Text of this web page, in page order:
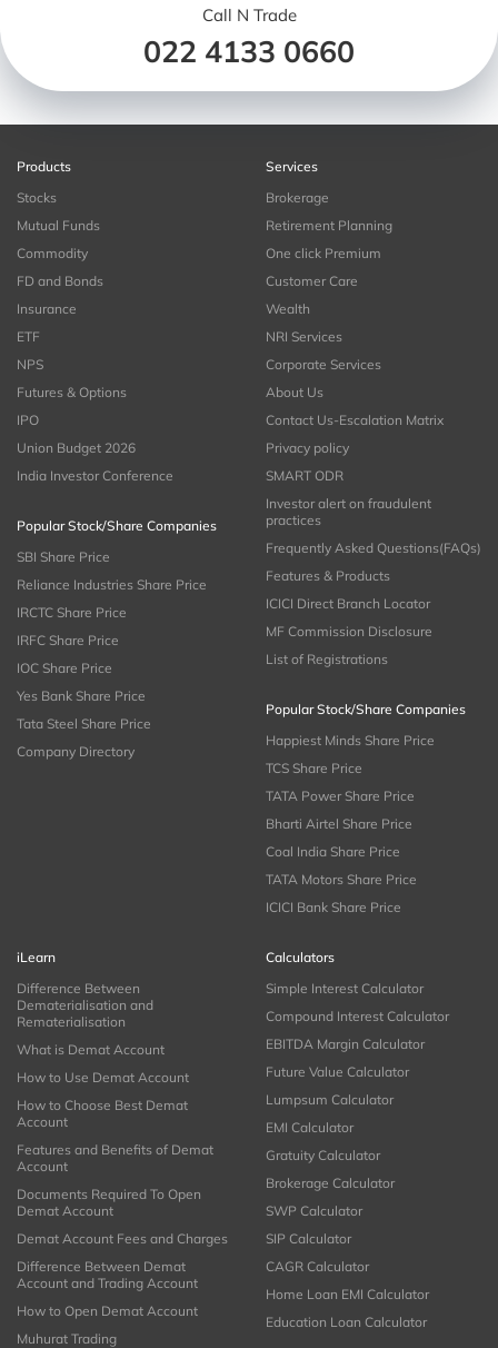
Call N Trade
022 4133 0660
Products
Stocks
Mutual Funds
Commodity
FD and Bonds
Insurance
ETF
NPS
Futures & Options
IPO
Union Budget 2026
India Investor Conference
Popular Stock/Share Companies
SBI Share Price
Reliance Industries Share Price
IRCTC Share Price
IRFC Share Price
IOC Share Price
Yes Bank Share Price
Tata Steel Share Price
Company Directory
Services
Brokerage
Retirement Planning
One click Premium
Customer Care
Wealth
NRI Services
Corporate Services
About Us
Contact Us-Escalation Matrix
Privacy policy
SMART ODR
Investor alert on fraudulent
practices
Frequently Asked Questions(FAQs)
Features & Products
ICICI Direct Branch Locator
MF Commission Disclosure
List of Registrations
Popular Stock/Share Companies
Happiest Minds Share Price
TCS Share Price
TATA Power Share Price
Bharti Airtel Share Price
Coal India Share Price
TATA Motors Share Price
ICICI Bank Share Price
iLearn
Difference Between
Dematerialisation and
Rematerialisation
What is Demat Account
How to Use Demat Account
How to Choose Best Demat
Account
Features and Benefits of Demat
Account
Documents Required To Open
Demat Account
Demat Account Fees and Charges
Difference Between Demat
Account and Trading Account
How to Open Demat Account
Muhurat Trading
Calculators
Simple Interest Calculator
Compound Interest Calculator
EBITDA Margin Calculator
Future Value Calculator
Lumpsum Calculator
EMI Calculator
Gratuity Calculator
Brokerage Calculator
SWP Calculator
SIP Calculator
CAGR Calculator
Home Loan EMI Calculator
Education Loan Calculator